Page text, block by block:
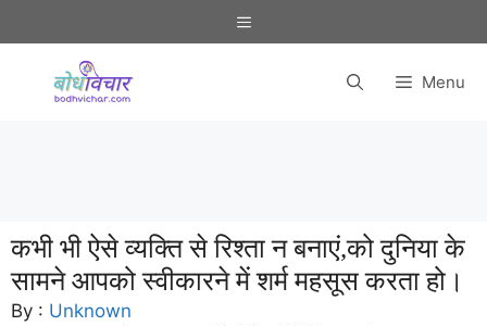
to
Menu
Menu
कभी भी ऐसे व्यक्ति से रिश्ता न बनाएं,को दुनिया के
सामने आपको स्वीकारने में शर्म महसूस करता हो।
By : Unknown